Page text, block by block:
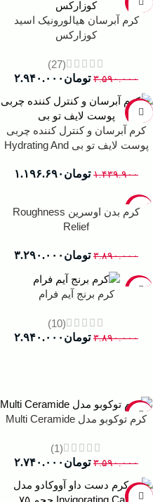
کرم آبرسان هیالورونیک اسید
کوزارکس
(27)
۳.۵۹۰.۰۰۰ تومان ۲.۹۴۰.۰۰۰
کرم آبرسان و کنترل کننده چربی
پوست لایف تو بی Hydrating And
۱.۴۳۹.۹۰۰ تومان ۱.۱۹۶.۶۹۰
-15%
کرم بدن اوسرین Roughness
Relief
۳.۸۹۰.۰۰۰ تومان ۳.۲۹۰.۰۰۰
-24% کرم برنج آیم فرام
(10)
۳.۸۹۰.۰۰۰ تومان ۲.۹۴۰.۰۰۰
-24%
کرم توکوبو مدل Multi Ceramide
(1)
۳.۵۹۰.۰۰۰ تومان ۲.۷۴۰.۰۰۰